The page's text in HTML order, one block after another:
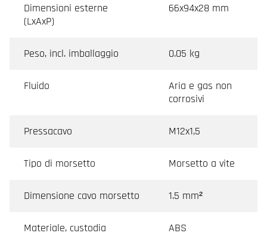
Dimensioni esterne
(LxAxP)
66x94x28 mm
Peso, incl. imballaggio 0.05 kg
Fluido
Aria e gas non
corrosivi
Pressacavo M12x1,5
Tipo di morsetto Morsetto a vite
Dimensione cavo morsetto 1.5 mm²
Materiale, custodia ABS